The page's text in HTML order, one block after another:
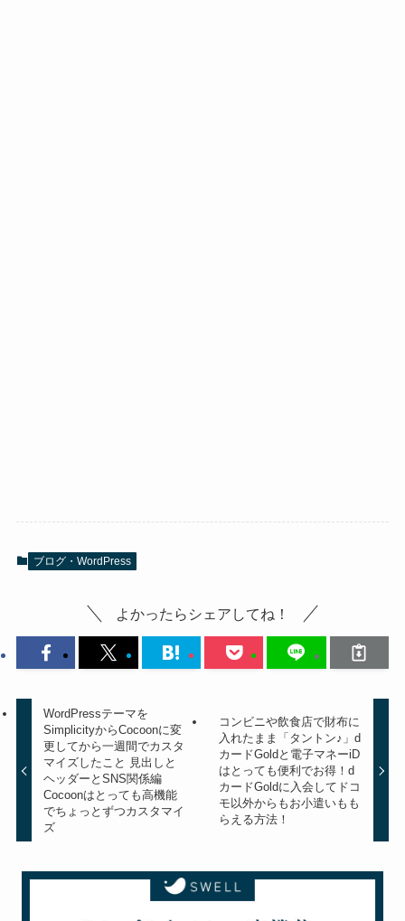
ブログ・WordPress
よかったらシェアしてね！
WordPressテーマを
SimplicityからCocoonに変
更してから一週間でカスタ
マイズしたこと 見出しと
ヘッダーとSNS関係編
Cocoonはとっても高機能
でちょっとずつカスタマイ
ズ
コンビニや飲食店で財布に
入れたまま「タントン♪」d
カードGoldと電子マネーiD
はとっても便利でお得！d
カードGoldに入会してドコ
モ以外からもお小遣いもも
らえる方法！